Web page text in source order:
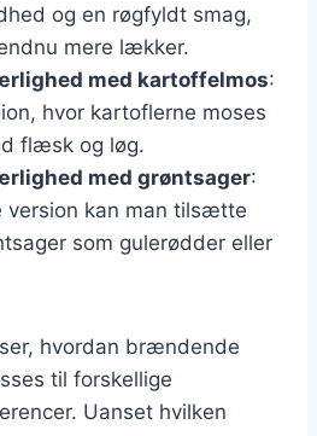
og en røgfyldt smag,
mere lækker.
med kartoffelmos:
hvor kartoflerne moses
flæsk og løg.
med grøntsager:
version kan man tilsætte
som gulerødder eller
hvordan brændende
til forskellige
Uanset hvilken